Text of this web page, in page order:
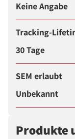
Keine Angabe
Tracking-
30 Tage
SEM erlaubt
Unbekannt
Produkte